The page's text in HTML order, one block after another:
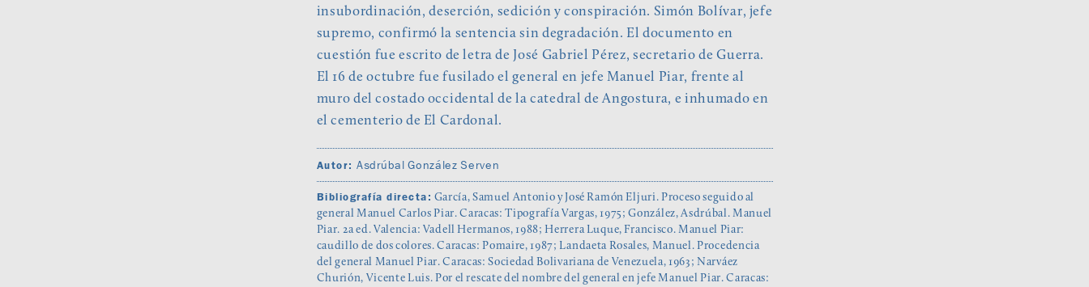
insubordinación, deserción, sedición y conspiración. Simón Bolívar, jefe
supremo, confirmó la sentencia sin degradación. El documento en
cuestión fue escrito de letra de José Gabriel Pérez, secretario de Guerra.
El 16 de octubre fue fusilado el general en jefe Manuel Piar, frente al
muro del costado occidental de la catedral de Angostura, e inhumado en
el cementerio de El Cardonal.
Autor: Asdrúbal González Serven
Bibliografía directa: García, Samuel Antonio y José Ramón Eljuri. Proceso seguido al
general Manuel Carlos Piar. Caracas: Tipografía Vargas, 1975; González, Asdrúbal. Manuel
Piar. 2a ed. Valencia: Vadell Hermanos, 1988; Herrera Luque, Francisco. Manuel Piar:
caudillo de dos colores. Caracas: Pomaire, 1987; Landaeta Rosales, Manuel. Procedencia
del general Manuel Piar. Caracas: Sociedad Bolivariana de Venezuela, 1963; Narváez
Churión, Vicente Luis. Por el rescate del nombre del general en jefe Manuel Piar. Caracas: